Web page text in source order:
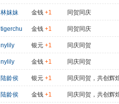
林妺妹 金钱 +1 同贺同庆
tigerchu 金钱 +1 同贺同庆
nylily 银元 +1 同庆同贺
nylily 金钱 +1 同庆同贺
陆龄侯 银元 +1 同庆同贺，共创辉
陆龄侯 金钱 +1 同庆同贺，共创辉